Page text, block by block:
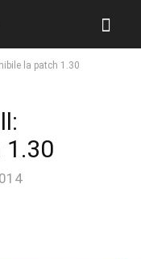
la patch 1.30